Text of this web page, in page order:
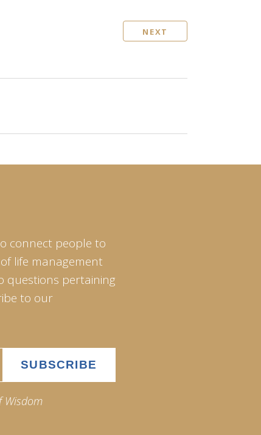
NEXT
connect people to
life management
questions pertaining
to our
Wisdom